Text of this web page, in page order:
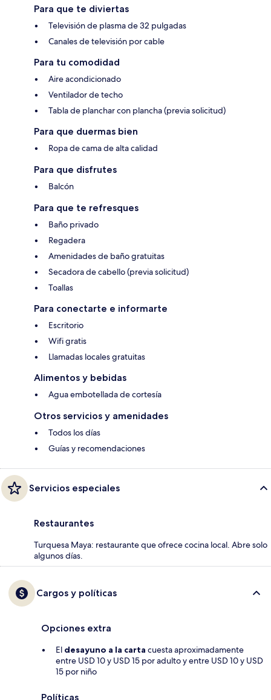
Para que te diviertas
Televisión de plasma de 32 pulgadas
Canales de televisión por cable
Para tu comodidad
Aire acondicionado
Ventilador de techo
Tabla de planchar con plancha (previa solicitud)
Para que duermas bien
Ropa de cama de alta calidad
Para que disfrutes
Balcón
Para que te refresques
Baño privado
Regadera
Amenidades de baño gratuitas
Secadora de cabello (previa solicitud)
Toallas
Para conectarte e informarte
Escritorio
Wifi gratis
Llamadas locales gratuitas
Alimentos y bebidas
Agua embotellada de cortesía
Otros servicios y amenidades
Todos los días
Guías y recomendaciones
Servicios especiales
Restaurantes
Turquesa Maya: restaurante que ofrece cocina local. Abre solo
algunos días.
Cargos y políticas
Opciones extra
El desayuno a la carta cuesta aproximadamente
entre USD 10 y USD 15 por adulto y entre USD 10 y USD
15 por niño
Políticas